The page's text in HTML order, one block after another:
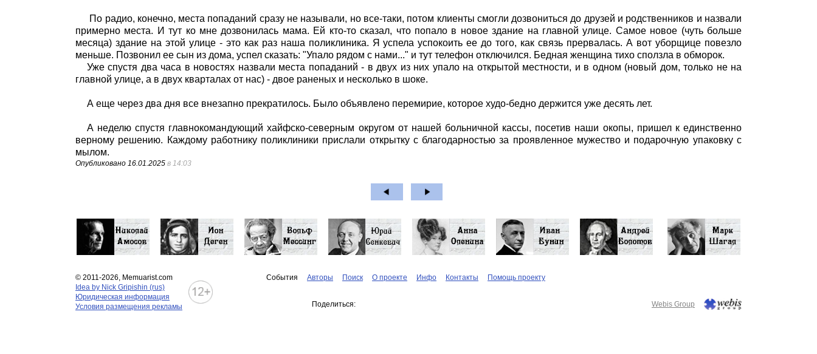
По радио, конечно, места попаданий сразу не называли, но все-таки, потом клиенты смогли дозвониться до друзей и родственников и назвали
примерно места. И тут ко мне дозвонилась мама. Ей кто-то сказал, что попало в новое здание на главной улице. Самое новое (чуть больше
месяца) здание на этой улице - это как раз наша поликлиника. Я успела успокоить ее до того, как связь прервалась. А вот уборщице повезло
меньше. Позвонил ее сын из дома, успел сказать: "Упало рядом с нами..." и тут телефон отключился. Бедная женщина тихо сползла в обморок.
Уже спустя два часа в новостях назвали места попаданий - в двух из них упало на открытой местности, и в одном (новый дом, только не на
главной улице, а в двух кварталах от нас) - двое раненых и несколько в шоке.
А еще через два дня все внезапно прекратилось. Было объявлено перемирие, которое худо-бедно держится уже десять лет.
А неделю спустя главнокомандующий хайфско-северным округом от нашей больничной кассы, посетив наши окопы, пришел к единственно
верному решению. Каждому работнику поликлиники прислали открытку с благодарностью за проявленное мужество и подарочную упаковку с
мылом.
Опубликовано 16.01.2025 в 14:03
© 2011-2026, Memuarist.com
Idea by Nick Gripishin (rus)
Юридическая информация
Условия размещения рекламы
События Авторы Поиск О проекте Инфо Контакты Помощь проекту
Поделиться: Webis Group